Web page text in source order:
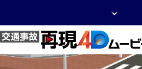
ニュースリリース・お知らせ
お問い合わせ